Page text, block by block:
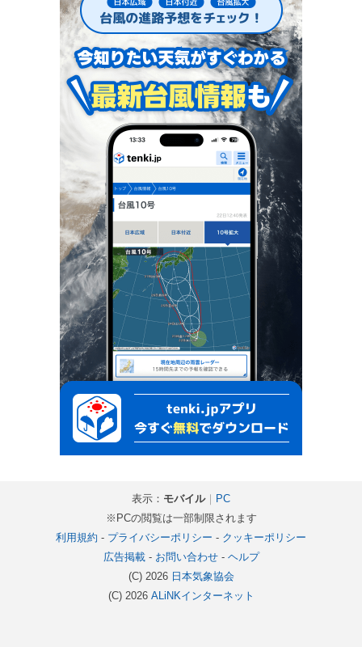
表示： モバイル｜ PC
※PCの閲覧は一部制限されます
利用規約 - プライバシーポリシー - クッキーポリシー
広告掲載- お問い合わせ- ヘルプ
(C) 2026 日本気象協会
(C) 2026 ALiNKインターネット